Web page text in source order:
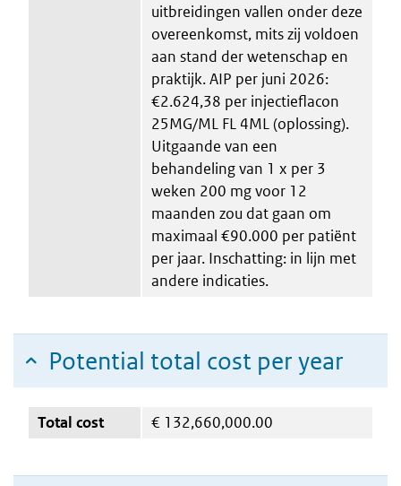
uitbreidingen vallen onder deze
overeenkomst, mits zij voldoen
aan stand der wetenschap en
praktijk. AIP per juni 2026:
€2.624,38 per injectieflacon
25MG/ML FL 4ML (oplossing).
Uitgaande van een
behandeling van 1 x per 3
weken 200 mg voor 12
maanden zou dat gaan om
maximaal €90.000 per patiënt
per jaar. Inschatting: in lijn met
andere indicaties.
Potential total cost per year
Total cost € 132,660,000.00